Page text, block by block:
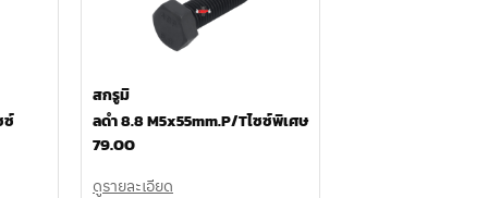
ซ์
สกรูมิ
ลดำ 8.8 M5x55mm.P/Tไซซ์พิเศษ
79.00
ดูรายละเอียด